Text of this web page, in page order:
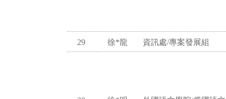
29 徐*龍 資訊處/專案發展組